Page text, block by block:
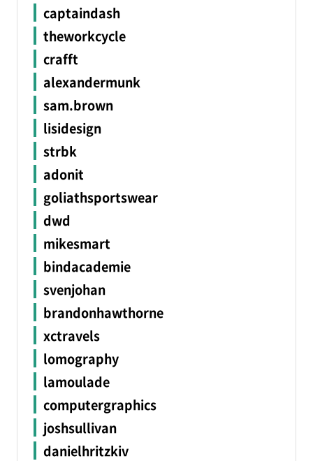
captaindash
theworkcycle
crafft
alexandermunk
sam.brown
lisidesign
strbk
adonit
goliathsportswear
dwd
mikesmart
bindacademie
svenjohan
brandonhawthorne
xctravels
lomography
lamoulade
computergraphics
joshsullivan
danielhritzkiv